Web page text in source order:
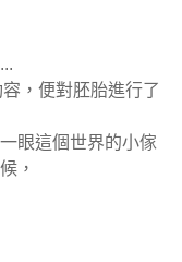
，便對胚胎進行了
眼這個世界的小傢
，